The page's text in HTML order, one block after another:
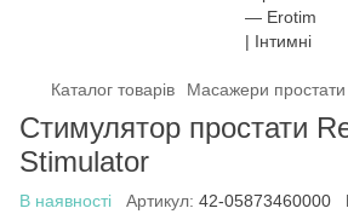
Каталог товарів Масажери простати
Стимулятор простати
Stimulator
В наявності Артикул: 42-05873460000